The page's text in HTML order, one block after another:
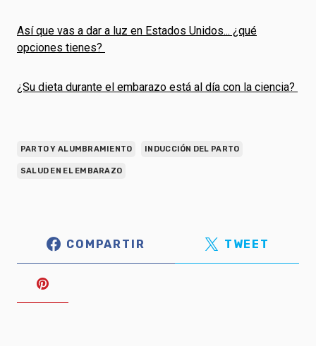
Así que vas a dar a luz en Estados Unidos... ¿qué
opciones tienes?
¿Su dieta durante el embarazo está al día con la ciencia?
PARTO Y ALUMBRAMIENTO INDUCCIÓN DEL PARTO
SALUD EN EL EMBARAZO
COMPARTIR TWEET